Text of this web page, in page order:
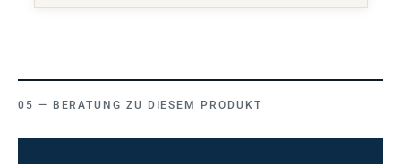
BERATUNG ZU DIESEM PRODUKT